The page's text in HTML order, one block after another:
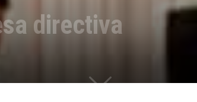
directiva